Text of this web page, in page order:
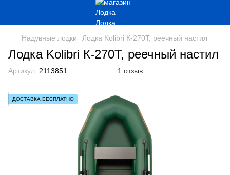
Надувные лодки Лодка Kolibri К-270Т, реечный настил
Лодка Kolibri К-270Т, реечный настил
Артикул: 2113851 1 отзыв
ДОСТАВКА БЕСПЛАТНО